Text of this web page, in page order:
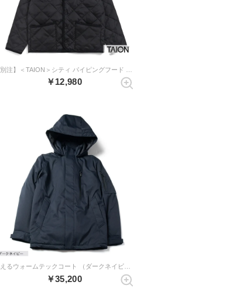
￥12,980
洗えるウォームテックコート （ダークネイビー）
￥35,200